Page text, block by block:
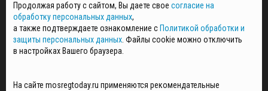
ПОЛИТИКА ОБРАБОТКИ И ЗАЩИТЫ ПЕРСОНАЛЬНЫХ ДАННЫХ
НОВОСТИ
ГАЗЕТЫ
РЕКЛАМОДАТЕЛЯМ
СПЕЦПРОЕКТЫ
Продолжая работу с сайтом, Вы даете свое согласие на
обработку персональных данных,
а также подтверждаете ознакомление с Политикой обработки и
защиты персональных данных . Файлы cookie можно отключить
в настройках Вашего браузера.
На сайте mosregtoday.ru применяются рекомендательные